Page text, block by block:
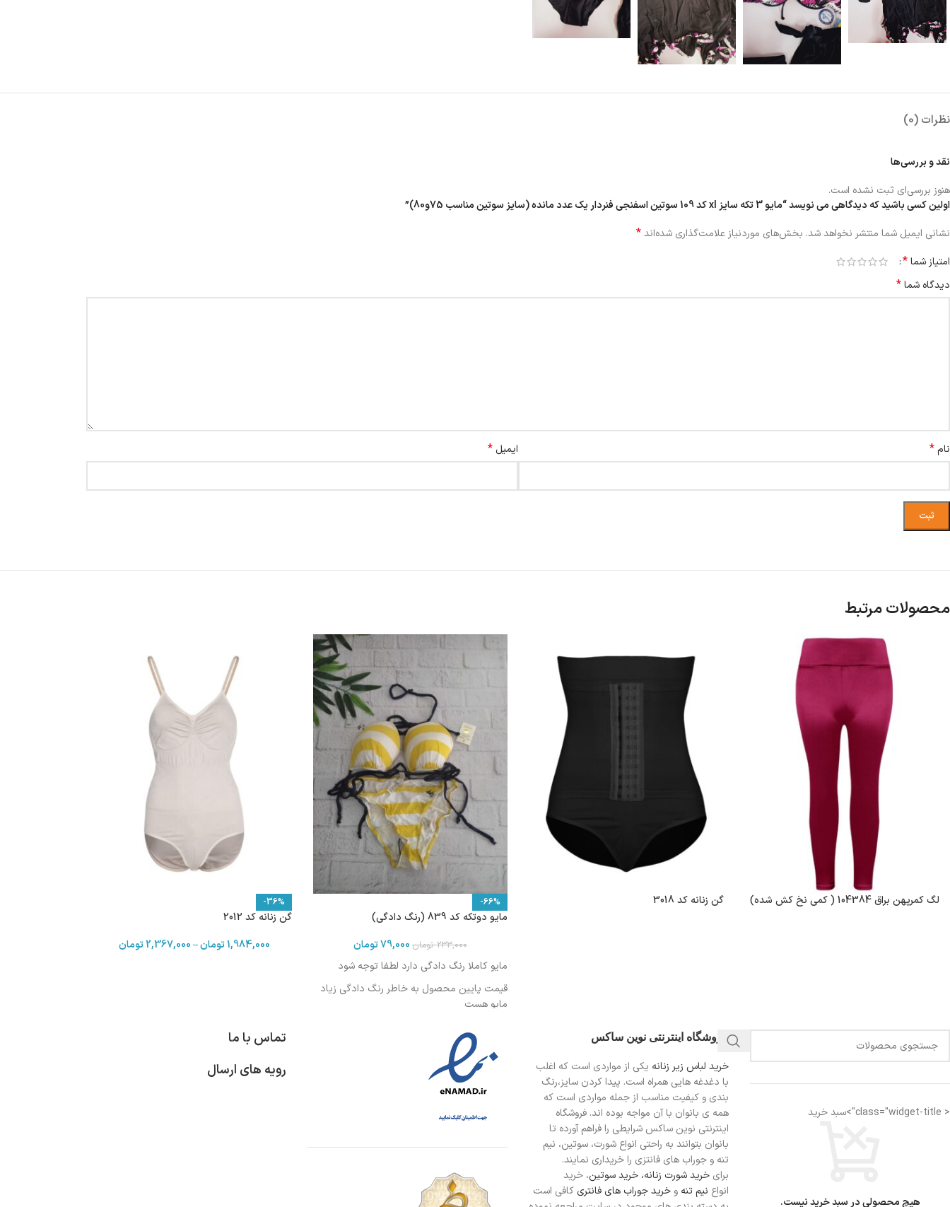
نظرات (0)
نقد و بررسی‌ها
هنوز بررسی‌ای ثبت نشده است.
اولین کسی باشید که دیدگاهی می نویسد “مایو 3 تکه سایز xl کد 109 سوتین اسفنجی فنردار یک عدد مانده (سایز سوتین مناسب 75و80)”
نشانی ایمیل شما منتشر نخواهد شد. بخش‌های موردنیاز علامت‌گذاری شده‌اند*
امتیاز شما*
دیدگاه شما*
نام* ایمیل *
محصولات مرتبط
لگ کمرپهن براق 104384 ( کمی نخ کش شده) گن زنانه کد 3018 -66%
مایو دوتکه کد 839 (رنگ دادگی)
233,000 تومان 79,000تومان
مایو کاملا رنگ دادگی دارد لطفا توجه شود
قیمت پایین محصول به خاطر رنگ دادگی زیاد
مایو هست
-36%
گن زنانه کد 2012
1,984,000تومان–
2,367,000 تومان
< class="widget-title">سبد خرید
هیچ محصولی در سبد خرید نیست.
فروشگاه اینترنتی نوین ساکس
خرید لباس زیر زنانه یکی از مواردی است که اغلب
با دغدغه هایی همراه است. پیدا کردن سایز،رنگ
بندی و کیفیت مناسب از جمله مواردی است که
همه ی بانوان با آن مواجه بوده اند. فروشگاه
اینترنتی نوین ساکس شرایطی را فراهم آورده تا
بانوان بتوانند به راحتی انواع شورت، سوتین، نیم
تنه و جوراب های فانتزی را خریداری نمایند.
برای خرید شورت زنانه، خرید سوتین، خرید
انواع نیم تنه و خرید جوراب های فانتری کافی است
تماس با ما
رویه های ارسال